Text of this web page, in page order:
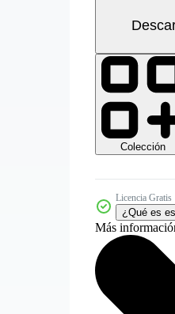
Colección
Licencia Gratis
¿Qué es
Más